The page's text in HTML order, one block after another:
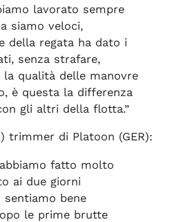
lavorato sempre
siamo veloci,
della regata ha dato i
senza strafare,
la qualità delle manovre
è questa la differenza
gli altri della flotta.”
trimmer di Platoon (GER):
fatto molto
ai due giorni
sentiamo bene
le prime brutte